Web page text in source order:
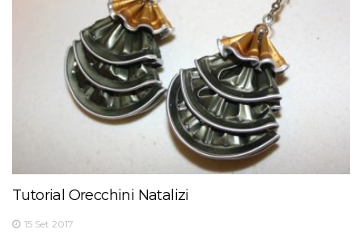
Tutorial Orecchini Natalizi
15 Set 2017